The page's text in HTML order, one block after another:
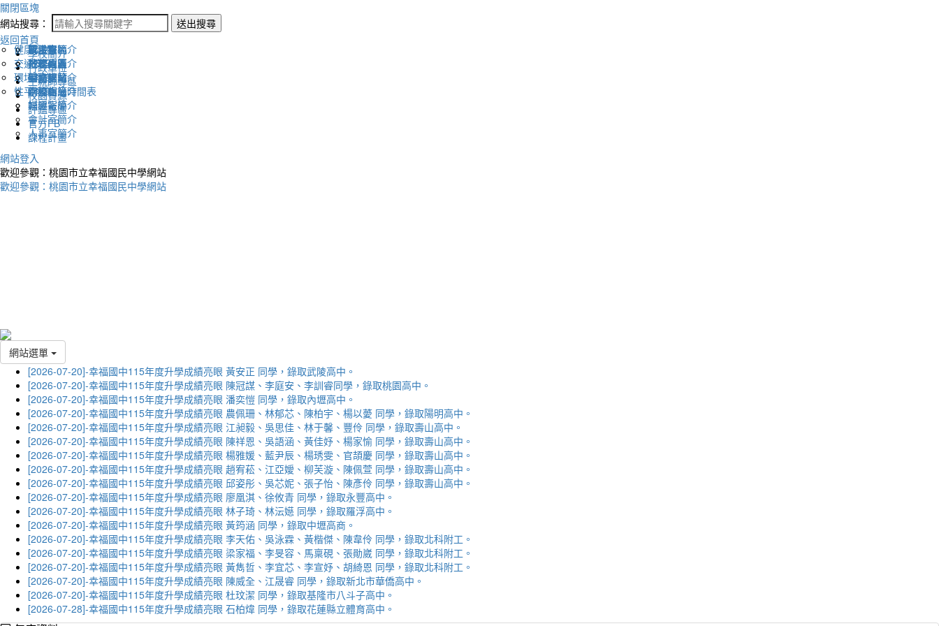
關閉區塊
網站搜尋：
送出搜尋
返回首頁
學校簡介
認識幸福
地理位置
英文網站
幸福相簿
媒體報導
行政單位
校長室簡介
教務處簡介
學務處簡介
總務處簡介
輔導室簡介
會計室簡介
人事室簡介
生親師專區
新生專區
升學專區
圖書館藏
學校作息時間表
校園資源
電子報
下載列表
評鑑專區
健康促進
交通安全
環境教育
性平教育
官方FB
課程計畫
網站登入
歡迎參觀：桃園市立幸福國民中學網站
歡迎參觀：桃園市立幸福國民中學網站
網站選單
[2026-07-20]-幸福國中115年度升學成績亮眼 黃安正 同學，錄取武陵高中。
[2026-07-20]-幸福國中115年度升學成績亮眼 陳冠謀、李庭安、李訓睿同學，錄取桃園高中。
[2026-07-20]-幸福國中115年度升學成績亮眼 潘奕愷 同學，錄取內壢高中。
[2026-07-20]-幸福國中115年度升學成績亮眼 農佩珊、林郁芯、陳柏宇、楊以薆 同學，錄取陽明高中。
[2026-07-20]-幸福國中115年度升學成績亮眼 江昶毅、吳思佳、林于馨、豐伶 同學，錄取壽山高中。
[2026-07-20]-幸福國中115年度升學成績亮眼 陳祥恩、吳語涵、黃佳妤、楊家愉 同學，錄取壽山高中。
[2026-07-20]-幸福國中115年度升學成績亮眼 楊雅媛、藍尹辰、楊琇雯、官頡慶 同學，錄取壽山高中。
[2026-07-20]-幸福國中115年度升學成績亮眼 趙宥菘、江亞嬡、柳芙漩、陳佩萱 同學，錄取壽山高中。
[2026-07-20]-幸福國中115年度升學成績亮眼 邱姿彤、吳芯妮、張子怡、陳彥伶 同學，錄取壽山高中。
[2026-07-20]-幸福國中115年度升學成績亮眼 廖凰淇、徐攸青 同學，錄取永豐高中。
[2026-07-20]-幸福國中115年度升學成績亮眼 林子琦、林沄嬨 同學，錄取羅浮高中。
[2026-07-20]-幸福國中115年度升學成績亮眼 黃筠涵 同學，錄取中壢高商。
[2026-07-20]-幸福國中115年度升學成績亮眼 李天佑、吳泳霖、黃楷傑、陳韋伶 同學，錄取北科附工。
[2026-07-20]-幸福國中115年度升學成績亮眼 梁家福、李旻容、馬稟硯、張勛崴 同學，錄取北科附工。
[2026-07-20]-幸福國中115年度升學成績亮眼 黃雋哲、李宜芯、李宣妤、胡綺恩 同學，錄取北科附工。
[2026-07-20]-幸福國中115年度升學成績亮眼 陳威全、江晟睿 同學，錄取新北市華僑高中。
[2026-07-20]-幸福國中115年度升學成績亮眼 杜玟潔 同學，錄取基隆市八斗子高中。
[2026-07-28]-幸福國中115年度升學成績亮眼 石柏煒 同學，錄取花蓮縣立體育高中。